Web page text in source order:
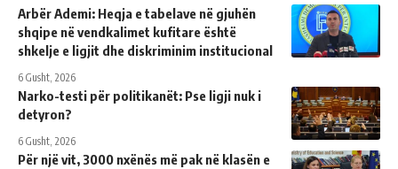
Arbër Ademi: Heqja e tabelave në gjuhën
shqipe në vendkalimet kufitare është
shkelje e ligjit dhe diskriminim institucional
6 Gusht, 2026
Narko-testi për politikanët: Pse ligji nuk i
detyron?
6 Gusht, 2026
Për një vit, 3000 nxënës më pak në klasën e